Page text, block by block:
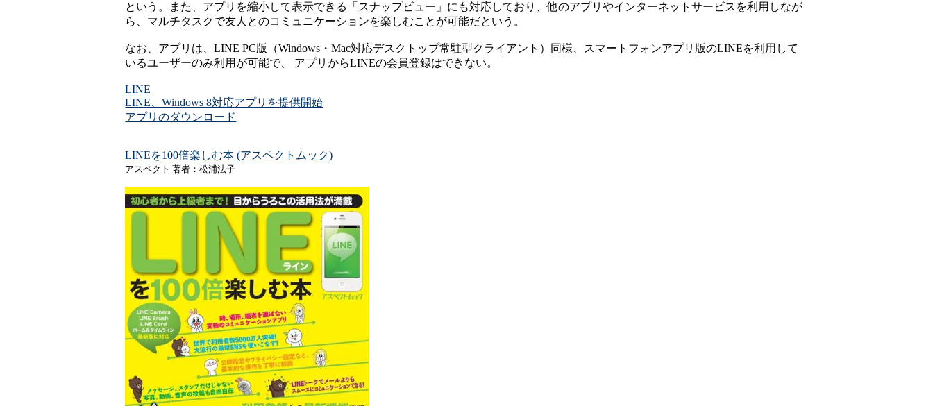
という。また、アプリを縮小して表示できる「スナップビュー」にも対応しており、他のアプリやインターネットサービスを利用しなが
ら、マルチタスクで友人とのコミュニケーションを楽しむことが可能だという。
なお、アプリは、LINE PC版（Windows・Mac対応デスクトップ常駐型クライアント）同様、スマートフォンアプリ版のLINEを利用して
いるユーザーのみ利用が可能で、 アプリからLINEの会員登録はできない。
LINE
LINE、Windows 8対応アプリを提供開始
アプリのダウンロード
LINEを100倍楽しむ本 (アスペクトムック)
アスペクト 著者：松浦法子